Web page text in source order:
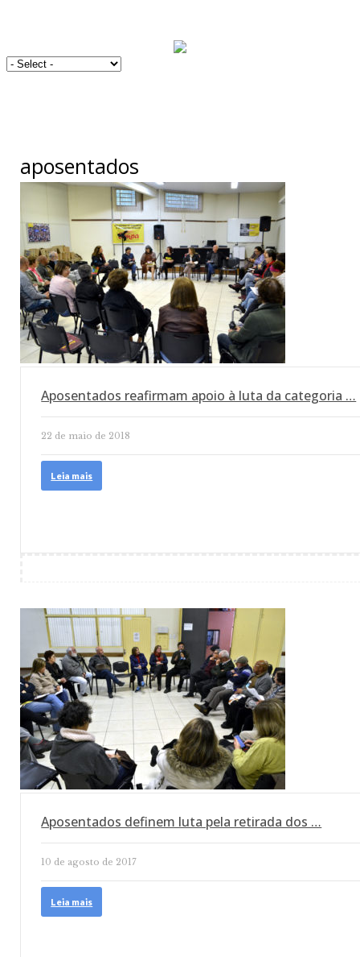
aposentados
Aposentados reafirmam apoio à luta da categoria …
22 de maio de 2018
Leia mais
Aposentados definem luta pela retirada dos …
10 de agosto de 2017
Leia mais